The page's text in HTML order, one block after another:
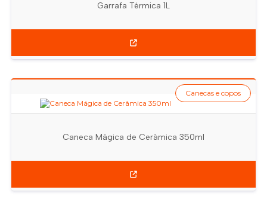
Garrafa Térmica 1L
Caneca Mágica de Cerâmica 350ml
Canecas e copos